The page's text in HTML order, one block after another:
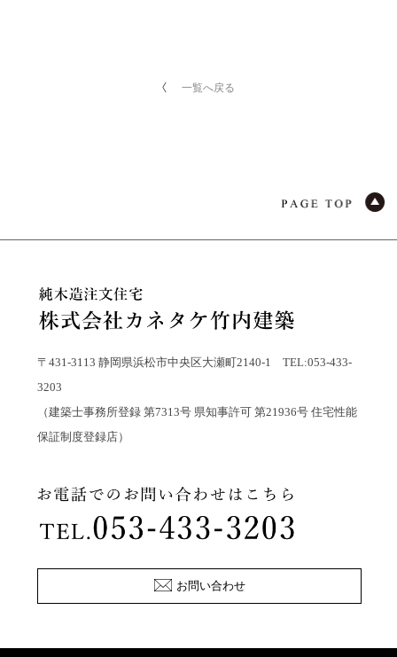
一覧へ戻る
〒431-3113 静岡県浜松市中央区大瀬町2140-1 TEL:053-433-
3203
（建築士事務所登録 第7313号 県知事許可 第21936号 住宅性能
保証制度登録店）
お問い合わせ